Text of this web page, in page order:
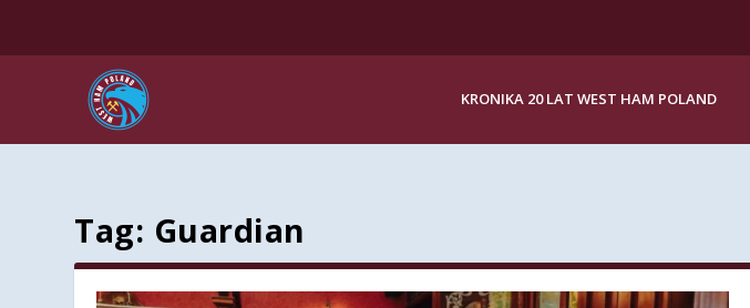
KRONIKA 20 LAT WEST HAM POLAND
Tag: Guardian